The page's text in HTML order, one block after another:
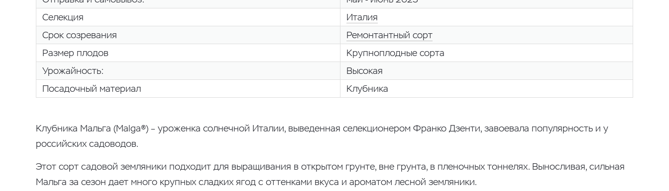
Селекция
Италия
Срок созревания
Ремонтантный сорт
Размер плодов
Крупноплодные сорта
Урожайность:
Высокая
Посадочный материал
Клубника
Клубника Мальга (Malga®) – уроженка солнечной Италии, выведенная селекционером Франко Дзенти, завоевала популярность и у
российских садоводов.
Этот сорт садовой земляники подходит для выращивания в открытом грунте, вне грунта, в пленочных тоннелях. Выносливая, сильная
Мальга за сезон дает много крупных сладких ягод с оттенками вкуса и ароматом лесной земляники.